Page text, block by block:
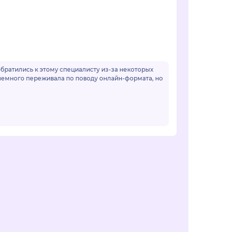
к этому специалисту из-за некоторых
переживала по поводу онлайн-формата, но